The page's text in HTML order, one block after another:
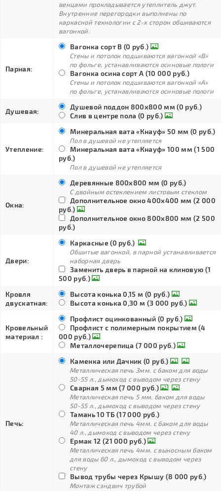
венцами прокладывается утеплитель джут.
Внутренние перегородки выполнены по
каркасной технологии с 2-х сторон обшиваются
вагонкой.
Парная:
Вагонка сорт В (0 руб.)
Стены и потолок подшиваются вагонкой «В»
по фольге, устанавливаются осиновые пологи
Вагонка осина сорт А (10 000 руб.)
Стены и потолок подшиваются вагонкой «А»
по фольге, устанавливаются осиновые пологи
Душевая:
Душевой поддон 800х800 мм (0 руб.)
Слив в центре пола (0 руб.)
Утепление:
Минеральная вата «Кнауф» 50 мм (0 руб.)
Пол в душевой не утепляется
Минеральная вата «Кнауф» 100 мм (1 500
руб.)
Пол в душевой не утепляется
Окна:
Деревянные 800х800 мм (0 руб.)
С двойным остеклением листовым стеклом
Дополнительное окно 400х400 мм (2 000
руб.)
Дополнительное окно 800х800 мм (2 500
руб.)
Двери:
Каркасные (0 руб.)
Обшитые вагонкой, в парной устанавливается
наборная дверь
Заменить дверь в парной на клиновую (1
500 руб.)
Кровля
двускатная:
Высота конька 0,15 м (0 руб.)
Высота конька 0,30 м (3 000 руб.)
Кровельный
материал :
Профлист оцинкованный (0 руб.)
Профлист с полимерным покрытием (4
000 руб.)
Металлочерепица (7 000 руб.)
Печь:
Каменка или Дачник (0 руб.)
Металлическая печь 3мм. с баком для воды
50-55 л., дымоход с выводом через стену
Сварная 5 мм (7 000 руб.)
Металлическая печь 5 мм. баком для воды
50-55 л., дымоход с выводом через стену
Тамань 10 ТБ (17 000 руб.)
Металлическая печь 4мм. с баком для воды
40 л., дымоход с выводом через стену
Ермак 12 (21 000 руб.)
Металлическая печь 4мм. с выносным баком
для воды 60 л., дымоход с выводом через
стену
Вывод трубы через Крышу (8 000 руб.)
Монтаж сэндвич трубой